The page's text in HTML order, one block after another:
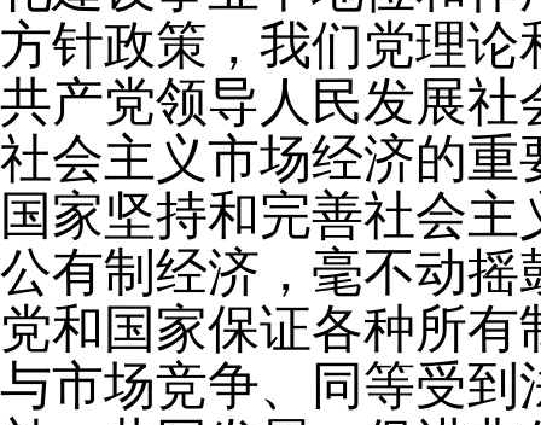
方针政策，我们党理
共产党领导人民发展
社会主义市场经济的
国家坚持和完善社会
公有制经济，毫不动
党和国家保证各种所
与市场竞争、同等受